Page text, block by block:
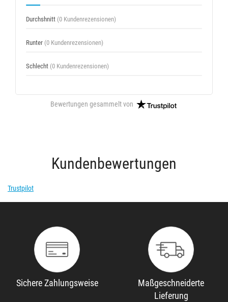
Durchshnitt (0 Kundenrezensionen)
Runter (0 Kundenrezensionen)
Schlecht (0 Kundenrezensionen)
Bewertungen gesammelt von
Kundenbewertungen
Trustpilot
Sichere Zahlungsweise
Maßgeschneiderte
Lieferung